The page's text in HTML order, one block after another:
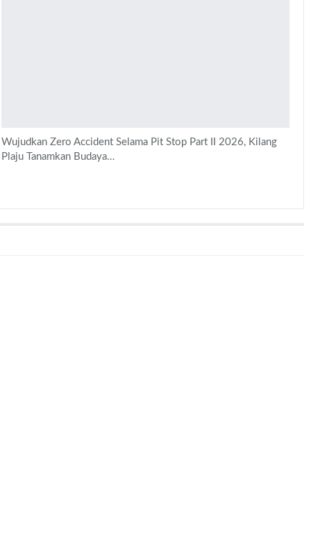
Wujudkan Zero Accident Selama Pit Stop Part II 2026, Kilang
Plaju Tanamkan Budaya…